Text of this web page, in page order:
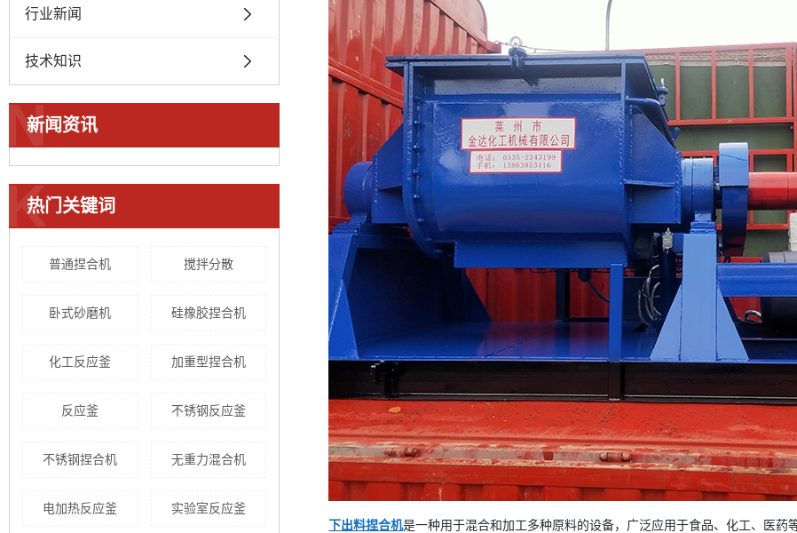
行业新闻
技术知识
新闻资讯
N
热门关键词
K
普通捏合机 搅拌分散
卧式砂磨机 硅橡胶捏合机
化工反应釜 加重型捏合机
反应釜 不锈钢反应釜
不锈钢捏合机 无重力混合机
电加热反应釜 实验室反应釜
下出料捏合机是一种用于混合和加工多种原料的设备，广泛应用于食品、化工、医